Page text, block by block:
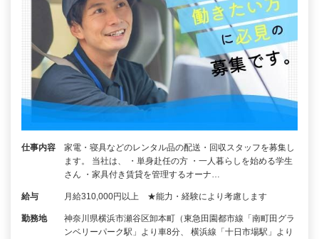
仕事内容
家電・寝具などのレンタル品の配送・回収スタッフを募集し
ます。 当社は、 ・単身赴任の方 ・一人暮らしを始める学生
さん ・家具付き賃貸を管理するオーナ…
給与 月給310,000円以上 ★能力・経験により考慮します
勤務地
神奈川県横浜市瀬谷区卸本町（東急田園都市線「南町田グラ
ンベリーパーク駅」より車8分、 横浜線「十日市場駅」より